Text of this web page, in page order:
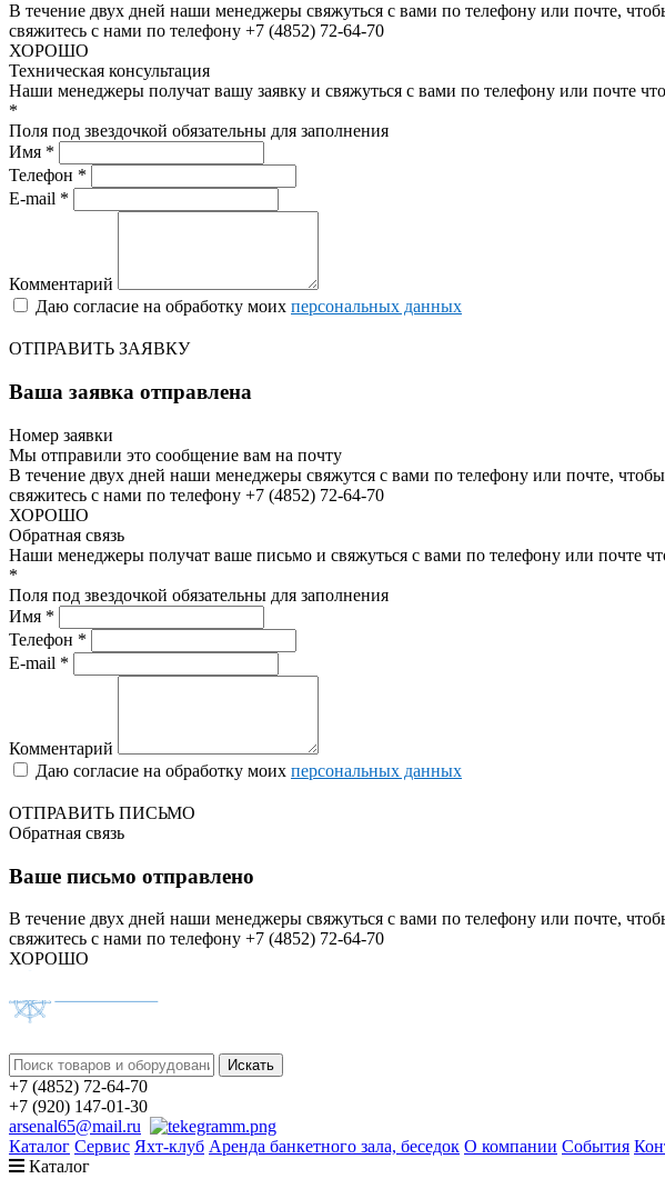
В течение двух дней наши менеджеры свяжуться с вами по телефону или почте,
свяжитесь с нами по телефону +7 (4852) 72-64-70
ХОРОШО
Техническая консультация
Наши менеджеры получат вашу заявку и свяжуться с вами по телефону или почте
*
Поля под звездочкой обязательны для заполнения
Имя *
Телефон *
E-mail *
Комментарий
Даю согласие на обработку моих персональных данных
ОТПРАВИТЬ ЗАЯВКУ
Ваша заявка отправлена
Номер заявки
Мы отправили это сообщение вам на почту
В течение двух дней наши менеджеры свяжутся с вами по телефону или почте,
свяжитесь с нами по телефону +7 (4852) 72-64-70
ХОРОШО
Обратная связь
Наши менеджеры получат ваше письмо и свяжуться с вами по телефону или почте
*
Поля под звездочкой обязательны для заполнения
Имя *
Телефон *
E-mail *
Комментарий
Даю согласие на обработку моих персональных данных
ОТПРАВИТЬ ПИСЬМО
Обратная связь
Ваше письмо отправлено
В течение двух дней наши менеджеры свяжуться с вами по телефону или почте,
свяжитесь с нами по телефону +7 (4852) 72-64-70
ХОРОШО
+7 (4852) 72-64-70
+7 (920) 147-01-30
arsenal65@mail.ru
Каталог Сервис Яхт-клуб Аренда банкетного зала, беседок О компании События
Каталог